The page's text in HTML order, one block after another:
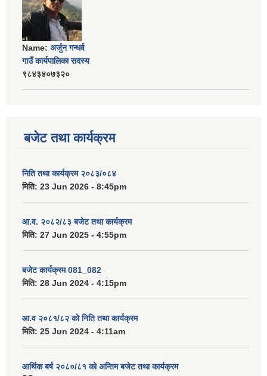
Name: अर्जुन गन्धर्व
गाउँ कार्यपालिका सदस्य
९८४३४०७३२०
बजेट तथा कार्यक्रम
निति तथा कार्यक्रम २०८३/०८४
मिति: 23 Jun 2026 - 8:45pm
आ.व. २०८२/८३ बजेट तथा कार्यक्रम
मिति: 27 Jun 2025 - 4:55pm
बजेट कार्यक्रम 081_082
मिति: 28 Jun 2024 - 4:15pm
आ.व २०८१/८२ को निति तथा कार्यक्रम
मिति: 25 Jun 2024 - 4:11am
आर्थिक बर्ष २०८०/८१ को अन्तिम बजेट तथा कार्यक्रम